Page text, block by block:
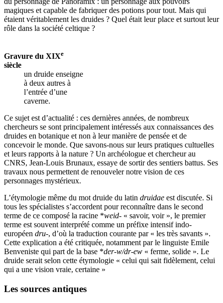
magiques et capable de fabriquer des potions pour tout. Mais qui
étaient véritablement les druides ? Quel était leur place et surtout leur
rôle dans la société celtique ?
Gravure du XIXe
siècle
un druide enseigne
à deux autres à
l’entrée d’une
caverne.
Ce sujet est d’actualité : ces dernières années, de nombreux
chercheurs se sont principalement intéressés aux connaissances des
druides en botanique et non à leur manière de pensée et de
concevoir le monde. Que savons-nous sur leurs pratiques cultuelles
et leurs rapports à la nature ? Un archéologue et chercheur au
CNRS, Jean-Louis Brunaux, essaye de sortir des sentiers battus. Ses
travaux nous permettent de renouveler notre vision de ces
personnages mystérieux.
L’étymologie même du mot druide du latin druidae est discutée. Si
tous les spécialistes s’accordent pour reconnaître dans le second
terme de ce composé la racine *weid- « savoir, voir », le premier
terme est souvent interprété comme un préfixe intensif indo-
européen dru-, d’où la traduction courante par « les très savants ».
Cette explication a été critiquée, notamment par le linguiste Emile
Benveniste qui part de la base *der-w/dr-ew « ferme, solide ». Le
druide serait selon cette étymologie « celui qui sait fidèlement, celui
qui a une vision vraie, certaine »
Les sources antiques